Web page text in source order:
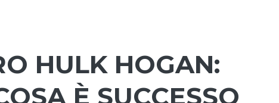
HULK HOGAN:
È SUCCESSO